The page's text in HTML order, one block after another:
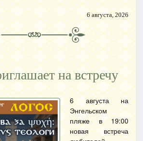
6 августа, 2026
на встречу
6 августа на
Энгельском
пляже в 19:00
новая встреча